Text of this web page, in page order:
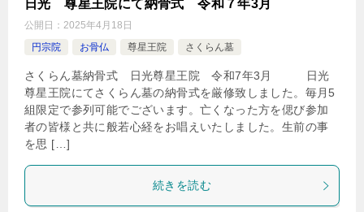
日光 尊星王院にて納骨式 令和７年3月
公開日： 2025年4月18日
円宗院
お骨仏 尊星王院 さくらん墓
さくらん墓納骨式 日光尊星王院 令和7年3月 日光
尊星王院にてさくらん墓の納骨式を厳修致しました。毎月5
組限定で参列可能でございます。亡くなった方を偲び参加
者の皆様と共に般若心経をお唱えいたしました。生前の事
を思 […]
続きを読む